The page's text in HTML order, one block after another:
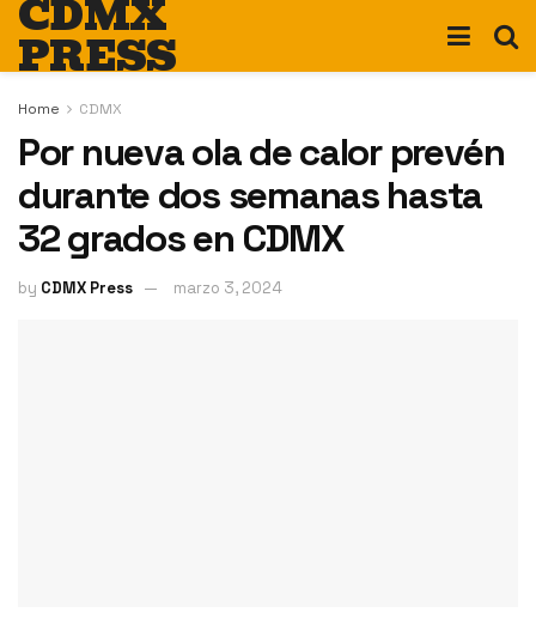
CDMX
PRESS
Home CDMX
Por nueva ola de calor prevén
durante dos semanas hasta
32 grados en CDMX
by CDMX Press marzo 3, 2024